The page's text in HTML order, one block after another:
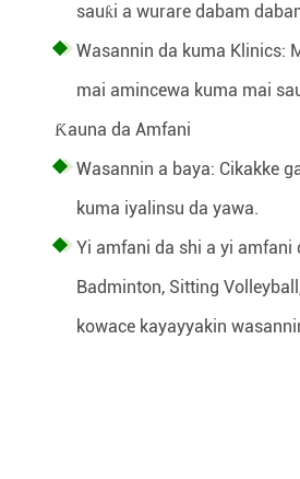
sauƙi a wurare dabam
Wasannin da kuma Klinics:
mai amincewa kuma mai
Ƙauna da Amfani
Wasannin a baya: Cikakke
kuma iyalinsu da yawa.
Yi amfani da shi a yi amfani
Badminton, Sitting
kowace kayayyakin